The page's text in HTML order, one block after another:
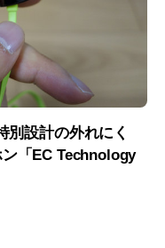
別設計の外れにく
「EC Technology